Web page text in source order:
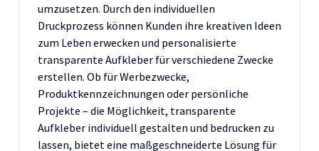
umzusetzen. Durch den individuellen
Druckprozess können Kunden ihre kreativen Ideen
zum Leben erwecken und personalisierte
transparente Aufkleber für verschiedene Zwecke
erstellen. Ob für Werbezwecke,
Produktkennzeichnungen oder persönliche
Projekte – die Möglichkeit, transparente
Aufkleber individuell gestalten und bedrucken zu
lassen, bietet eine maßgeschneiderte Lösung für